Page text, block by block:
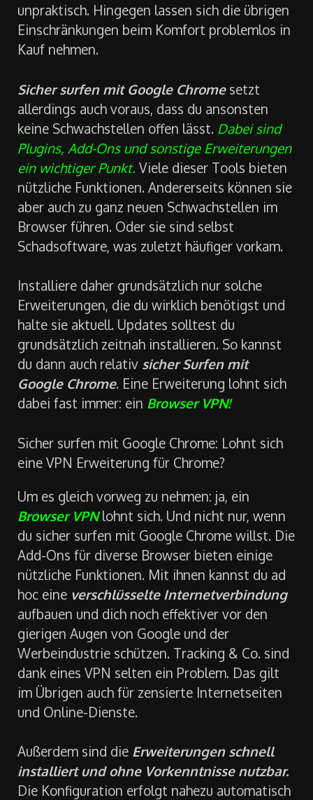
unpraktisch. Hingegen lassen sich die übrigen
Einschränkungen beim Komfort problemlos in
Kauf nehmen.
Sicher surfen mit Google Chromesetzt
allerdings auch voraus, dass du ansonsten
keine Schwachstellen offen lässt. Dabei sind
Plugins, Add-Ons und sonstige Erweiterungen
ein wichtiger Punkt. Viele dieser Tools bieten
nützliche Funktionen. Andererseits können sie
aber auch zu ganz neuen Schwachstellen im
Browser führen. Oder sie sind selbst
Schadsoftware, was zuletzt häufiger vorkam.
Installiere daher grundsätzlich nur solche
Erweiterungen, die du wirklich benötigst und
halte sie aktuell. Updates solltest du
grundsätzlich zeitnah installieren. So kannst
du dann auch relativ sicher Surfen mit
Google Chrome. Eine Erweiterung lohnt sich
dabei fast immer: ein Browser VPN!
Sicher surfen mit Google Chrome: Lohnt sich
eine VPN Erweiterung für Chrome?
Um es gleich vorweg zu nehmen: ja, ein
Browser VPNlohnt sich. Und nicht nur, wenn
du sicher surfen mit Google Chrome willst. Die
Add-Ons für diverse Browser bieten einige
nützliche Funktionen. Mit ihnen kannst du ad
hoc eine verschlüsselte Internetverbindung
aufbauen und dich noch effektiver vor den
gierigen Augen von Google und der
Werbeindustrie schützen. Tracking & Co. sind
dank eines VPN selten ein Problem. Das gilt
im Übrigen auch für zensierte Internetseiten
und Online-Dienste.
Außerdem sind die Erweiterungen schnell
installiert und ohne Vorkenntnisse nutzbar.
Die Konfiguration erfolgt nahezu automatisch